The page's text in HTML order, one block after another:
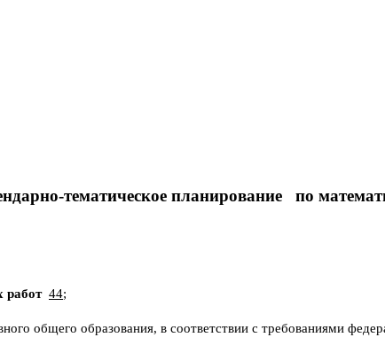
тематическое планирование по
работ 44;
общего образования, в соответствии с требованиями